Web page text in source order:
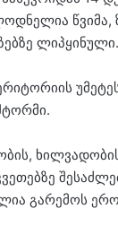
წვი­მა,
ლი­პყი­ნუ­ლი.
ხილ­ვა­დო­ბის
გა­რე­მოს